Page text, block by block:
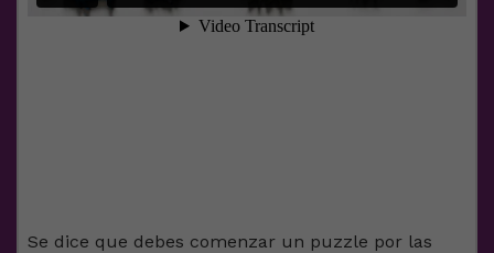
Se dice que debes comenzar un puzzle por las